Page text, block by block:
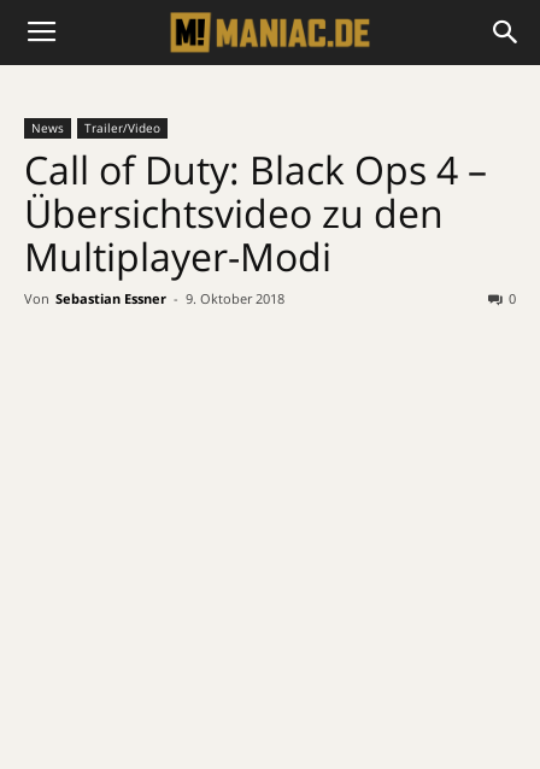
News Trailer/Video
Call of Duty: Black Ops 4 –
Übersichtsvideo zu den
Multiplayer-Modi
Von Sebastian Essner - 9. Oktober 2018 0